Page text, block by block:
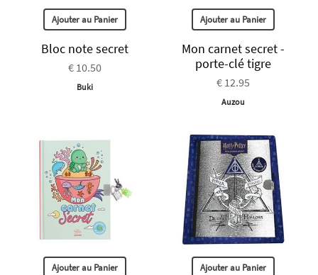
Ajouter au Panier
Bloc note secret
€ 10.50
Buki
Ajouter au Panier
Mon carnet secret -
porte-clé tigre
€ 12.95
Auzou
Ajouter au Panier Ajouter au Panier